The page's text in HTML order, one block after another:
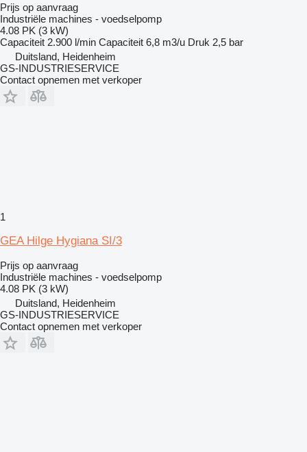
Prijs op aanvraag
Industriële machines - voedselpomp
4.08 PK (3 kW)
Capaciteit 2.900 l/min Capaciteit 6,8 m3/u Druk 2,5 bar
Duitsland, Heidenheim
GS-INDUSTRIESERVICE
Contact opnemen met verkoper
1
GEA Hilge Hygiana SI/3
Prijs op aanvraag
Industriële machines - voedselpomp
4.08 PK (3 kW)
Duitsland, Heidenheim
GS-INDUSTRIESERVICE
Contact opnemen met verkoper